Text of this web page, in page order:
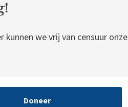
we vrij van censuur onze
Doneer